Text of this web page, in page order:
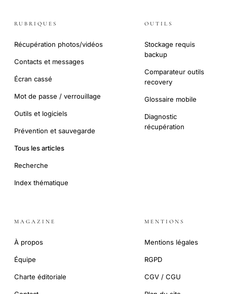
RUBRIQUES
Récupération photos/vidéos
Contacts et messages
Écran cassé
Mot de passe / verrouillage
Outils et logiciels
Prévention et sauvegarde
Tous les articles
Recherche
Index thématique
OUTILS
Stockage requis
backup
Comparateur outils
recovery
Glossaire mobile
Diagnostic
récupération
MAGAZINE
À propos
Équipe
Charte éditoriale
MENTIONS
Mentions légales
RGPD
CGV / CGU